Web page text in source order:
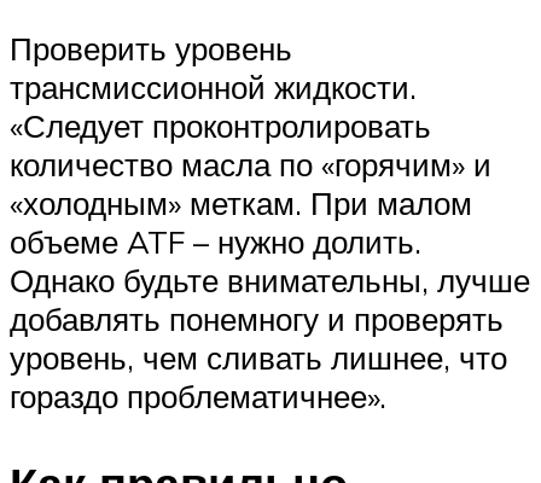
Проверить уровень
трансмиссионной жидкости.
«Следует проконтролировать
количество масла по «горячим» и
«холодным» меткам. При малом
объеме ATF – нужно долить.
Однако будьте внимательны, лучше
добавлять понемногу и проверять
уровень, чем сливать лишнее, что
гораздо проблематичнее».